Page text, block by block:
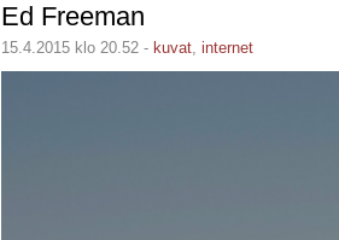
Ed Freeman
15.4.2015 klo 20.52 - kuvat, internet